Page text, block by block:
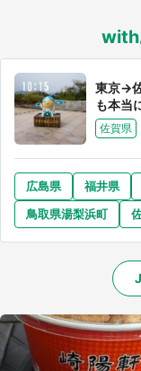
with
東京→
も本当
佐賀県
広島県 福井県
鳥取県湯梨浜町